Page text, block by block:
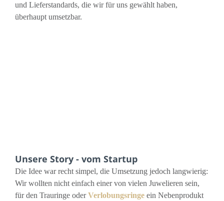
und Lieferstandards, die wir für uns gewählt haben,
überhaupt umsetzbar.
Unsere Story - vom Startup
Die Idee war recht simpel, die Umsetzung jedoch langwierig:
Wir wollten nicht einfach einer von vielen Juwelieren sein,
für den Trauringe oderVerlobungsringe ein Nebenprodukt